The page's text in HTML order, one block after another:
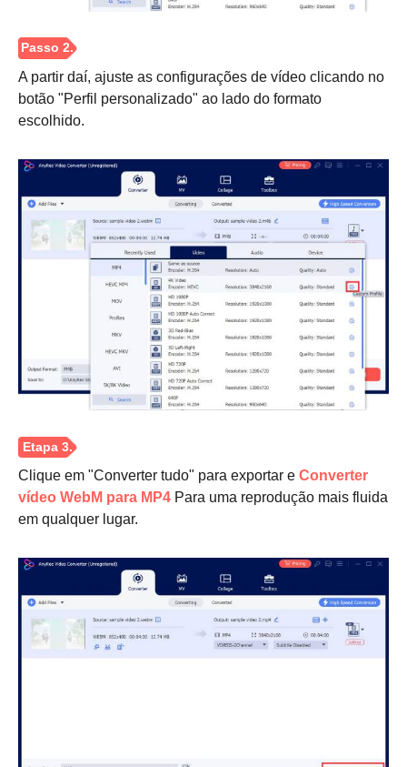
A partir daí, ajuste as configurações de vídeo clicando no
botão "Perfil personalizado" ao lado do formato
escolhido.
Clique em "Converter tudo" para exportar e Converter
vídeo WebM para MP4 Para uma reprodução mais fluida
em qualquer lugar.